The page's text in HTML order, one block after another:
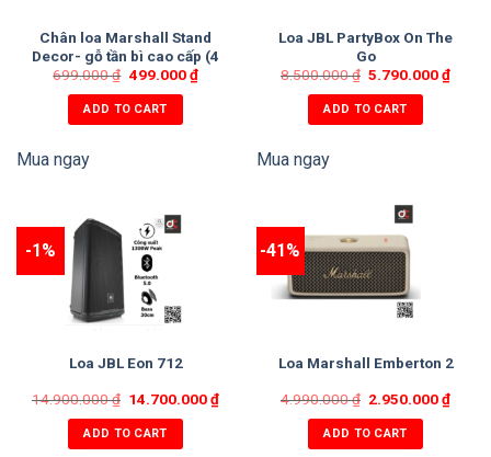
Chân loa Marshall Stand
Decor- gỗ tần bì cao cấp (4
màu: Đen, Nâu, Vàng,
Trắng)
699.000₫ 499.000₫
ADD TO CART
Mua ngay
Loa JBL PartyBox On The
Go
8.500.000₫ 5.790.000₫
ADD TO CART
Mua ngay
-1%
Loa JBL Eon 712
14.900.000₫ 14.700.000₫
ADD TO CART
-41%
Loa Marshall Emberton 2
4.990.000₫ 2.950.000₫
ADD TO CART